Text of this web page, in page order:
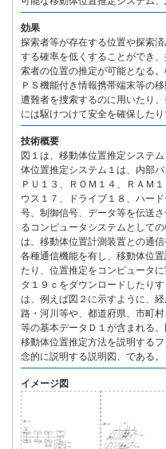
効果
探索者等が存在する位置や探索
する確率を低くすることができ
索者の位置の推定が可能となる
ＰＳ機能付き情報携帯端末等の
遭難者を捜索するのに用いたり
には駆けつけて安全を確保した
技術概要
図１は、移動体位置推定システ
体位置推定システム１は、内部
ＰＵ１３、ＲＯＭ１４、ＲＡＭ
ウス１７、ドライブ１８、ハー
号、制御信号、データ等を伝送
るコンピュータシステムとして
は、移動体位置計測装置との通
各種通信機能を有し、移動体位
たり、位置推定をコンピュータ
タ１９ｃをダウンロードしたり
は、例えば図２に示すように、
路・河川等や、都道府県、市町
等の基本データＤ１が含まれる
移動体位置推定方法を説明する
念的に説明する説明図、である。
イメージ図